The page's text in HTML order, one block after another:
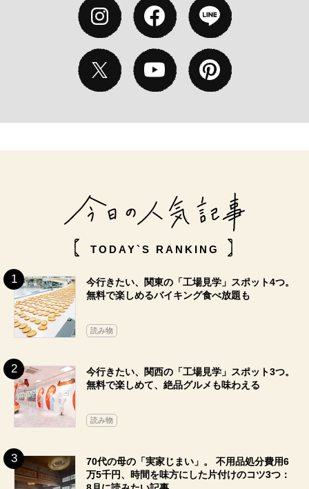
TODAY`S RANKING
今行きたい、関東の「工場見学」スポット4つ。
無料で楽しめるバイキング食べ放題も
読み物
今行きたい、関西の「工場見学」スポット3つ。
無料で楽しめて、絶品グルメも味わえる
読み物
70代の母の「実家じまい」。 不用品処分費用6
万5千円、時間を味方にした片付けのコツ3つ：